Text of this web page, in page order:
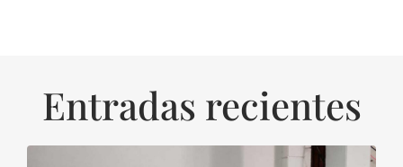
Entradas recientes